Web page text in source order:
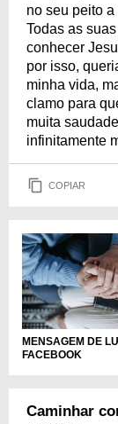
no seu peito
Todas as
conhecer
por isso,
minha vida,
clamo para
muita
infinitamente
COPIAR
MENSAGEM DE
FACEBOOK
Caminhar